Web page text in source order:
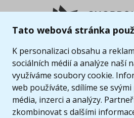
Tato webová stránka
K personalizaci obsahu a
sociálních médií a analýze naší
využíváme soubory cookie.
web používáte, sdílíme se
média, inzerci a analýzy.
zkombinovat s dalšími